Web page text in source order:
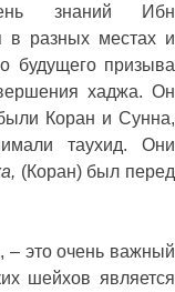
знаний Ибн
в разных местах и
будущего призыва
хаджа. Он
Коран и Сунна,
таухид. Они
(Коран) был перед
– это очень важный
шейхов является